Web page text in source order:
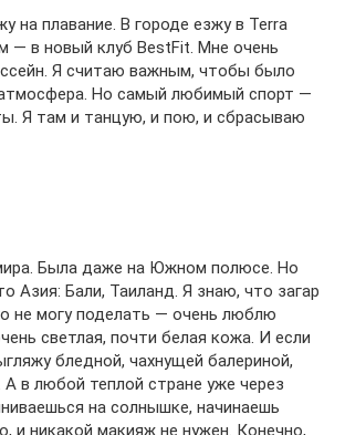
на плавание. В городе езжу в Terra
— в новый клуб BestFit. Мне очень
Я считаю важным, чтобы было
Но самый любимый спорт —
Я там и танцую, и пою, и сбрасываю
Была даже на Южном полюсе. Но
Азия: Бали, Таиланд. Я знаю, что загар
не могу поделать — очень люблю
светлая, почти белая кожа. И если
бледной, чахнущей балериной,
в любой теплой стране уже через
на солнышке, начинаешь
и никакой макияж не нужен. Конечно,